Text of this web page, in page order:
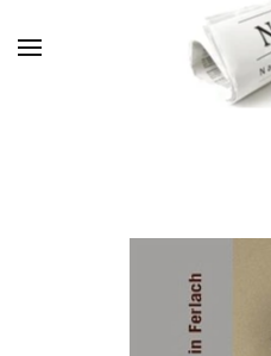
Zum Hauptinhalt springen